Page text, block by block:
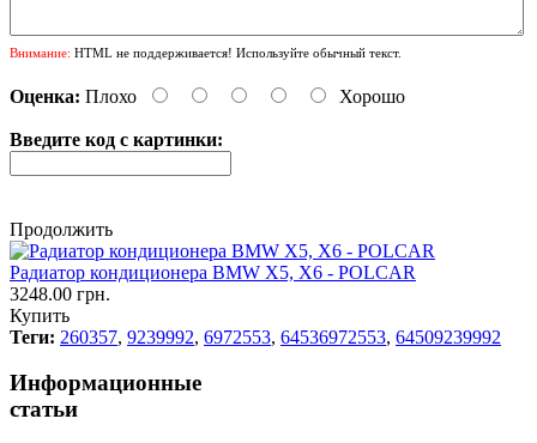
Внимание: HTML не поддерживается! Используйте обычный текст.
Оценка: Плохо Хорошо
Введите код с картинки:
Продолжить
Радиатор кондиционера BMW X5, X6 - POLCAR
3248.00 грн.
Купить
Теги: 260357, 9239992, 6972553, 64536972553, 64509239992
Информационные
статьи